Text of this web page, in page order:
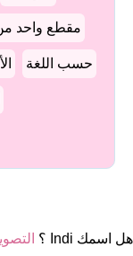
مقطع واحد
حسب اللغة
هل اسمك Indi ؟